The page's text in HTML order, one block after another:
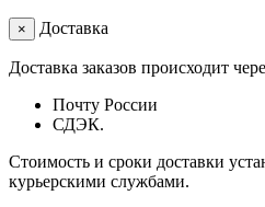
× Доставка
Доставка заказов происходит
Почту России
СДЭК.
Стоимость и сроки доставки
курьерскими службами.